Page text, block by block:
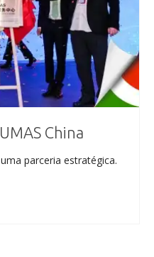
China
parceria estratégica.